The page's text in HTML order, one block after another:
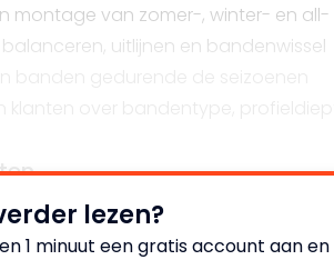
montage van zomer-, winter- en
uitlijnen en bandenwissel
reputatie;
lezen?
1 minuut een gratis account aan